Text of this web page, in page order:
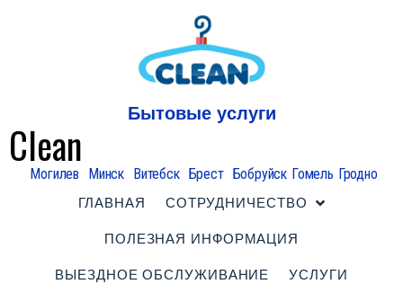
Бытовые услуги
Clean
Могилев Минск Витебск Брест Бобруйск Гомель Гродно
ГЛАВНАЯ СОТРУДНИЧЕСТВО
ПОЛЕЗНАЯ ИНФОРМАЦИЯ
ВЫЕЗДНОЕ ОБСЛУЖИВАНИЕ УСЛУГИ